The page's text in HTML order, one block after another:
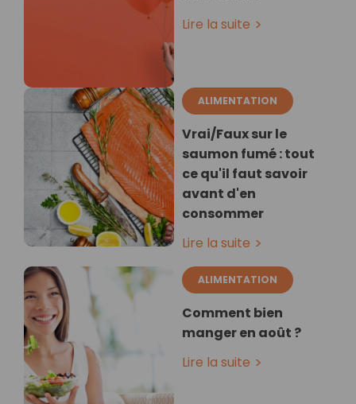
Lire la suite
ALIMENTATION
Vrai/Faux sur le
saumon fumé : tout
ce qu'il faut savoir
avant d'en
consommer
Lire la suite
ALIMENTATION
Comment bien
manger en août ?
Lire la suite